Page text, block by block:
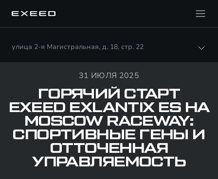
улица 2-я Магистральная, д. 18, стр. 22
31 ИЮЛЯ 2025
ГОРЯЧИЙ СТАРТ
EXEED EXLANTIX ES НА
MOSCOW RACEWAY:
СПОРТИВНЫЕ ГЕНЫ И
ОТТОЧЕННАЯ
УПРАВЛЯЕМОСТЬ